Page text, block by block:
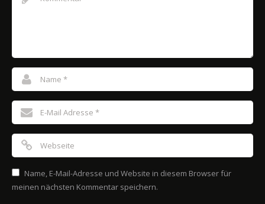
Name, E-Mail-Adresse und Website in diesem Browser für
meinen nächsten Kommentar speichern.